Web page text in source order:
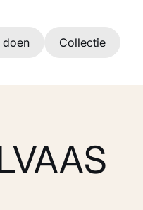
doen Collectie